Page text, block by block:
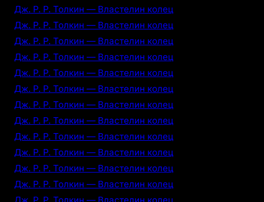
Дж. Р. Р. Толкин — Властелин колец
Дж. Р. Р. Толкин — Властелин колец
Дж. Р. Р. Толкин — Властелин колец
Дж. Р. Р. Толкин — Властелин колец
Дж. Р. Р. Толкин — Властелин колец
Дж. Р. Р. Толкин — Властелин колец
Дж. Р. Р. Толкин — Властелин колец
Дж. Р. Р. Толкин — Властелин колец
Дж. Р. Р. Толкин — Властелин колец
Дж. Р. Р. Толкин — Властелин колец
Дж. Р. Р. Толкин — Властелин колец
Дж. Р. Р. Толкин — Властелин колец